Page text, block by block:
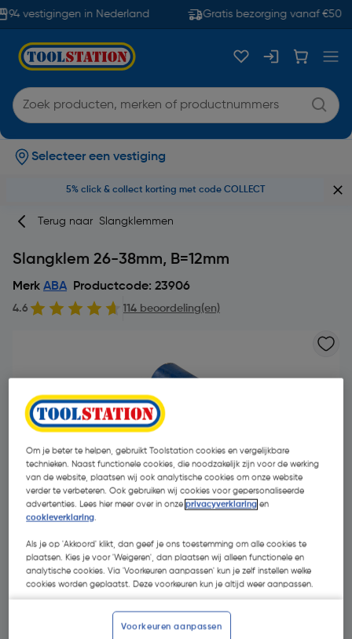
94 vestigingen in Nederland Gratis bezorging vanaf €50
Selecteer een vestiging
5% click & collect korting met code COLLECT
Terug naar Slangklemmen
Slangklem 26-38mm, B=12mm
Merk ABA Productcode: 23906
4.6 114 beoordeling(en)
€ 3,11
Om je beter te helpen, gebruikt Toolstation cookies en vergelijkbare
technieken. Naast functionele cookies, die noodzakelijk zijn voor de werking
van de website, plaatsen wij ook analytische cookies om onze website
verder te verbeteren. Ook gebruiken wij cookies voor gepersonaliseerde
advertenties. Lees hier meer over in onzeprivacyverklaring en
cookieverklaring.
Als je op 'Akkoord' klikt, dan geef je ons toestemming om alle cookies te
plaatsen. Kies je voor 'Weigeren', dan plaatsen wij alleen functionele en
analytische cookies. Via 'Voorkeuren aanpassen' kun je zelf instellen welke
cookies worden geplaatst. Deze voorkeuren kun je altijd weer aanpassen.
Voorkeuren aanpassen